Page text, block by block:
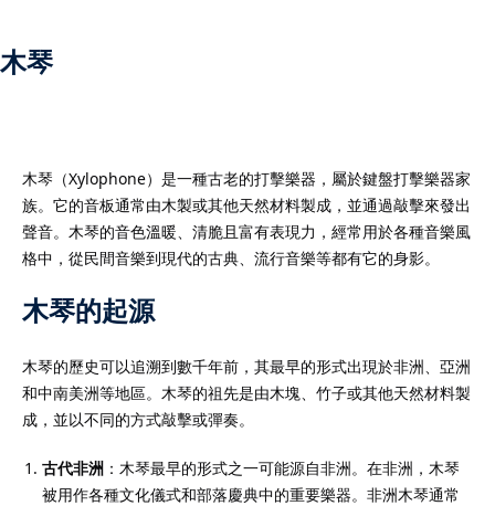
木琴
木琴（Xylophone）是一種古老的打擊樂器，屬於鍵盤打擊樂器家
族。它的音板通常由木製或其他天然材料製成，並通過敲擊來發出
聲音。木琴的音色溫暖、清脆且富有表現力，經常用於各種音樂風
格中，從民間音樂到現代的古典、流行音樂等都有它的身影。
木琴的起源
木琴的歷史可以追溯到數千年前，其最早的形式出現於非洲、亞洲
和中南美洲等地區。木琴的祖先是由木塊、竹子或其他天然材料製
成，並以不同的方式敲擊或彈奏。
古代非洲 ：木琴最早的形式之一可能源自非洲。在非洲，木琴
被用作各種文化儀式和部落慶典中的重要樂器。非洲木琴通常